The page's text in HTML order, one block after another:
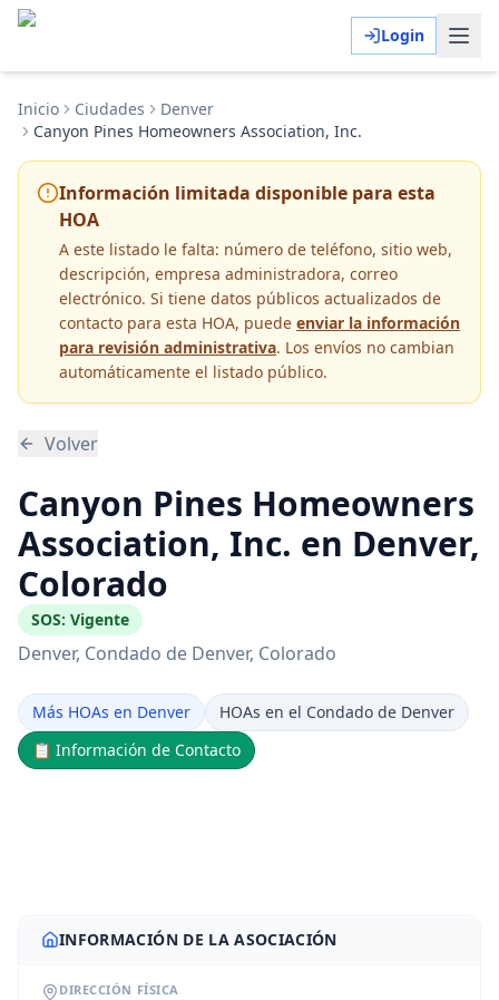
Login
Inicio Ciudades
Denver
Canyon Pines Homeowners Association, Inc.
Información limitada disponible para esta
HOA
A este listado le falta: número de teléfono, sitio web,
descripción, empresa administradora, correo
electrónico. Si tiene datos públicos actualizados de
contacto para esta HOA, puede enviar la información
para revisión administrativa. Los envíos no cambian
automáticamente el listado público.
Volver
Canyon Pines Homeowners
Association, Inc. en Denver,
Colorado
SOS: Vigente
Denver, Condado de Denver, Colorado
Más HOAs en Denver
HOAs en el Condado de Denver
📋 Información de Contacto
INFORMACIÓN DE LA ASOCIACIÓN
DIRECCIÓN FÍSICA